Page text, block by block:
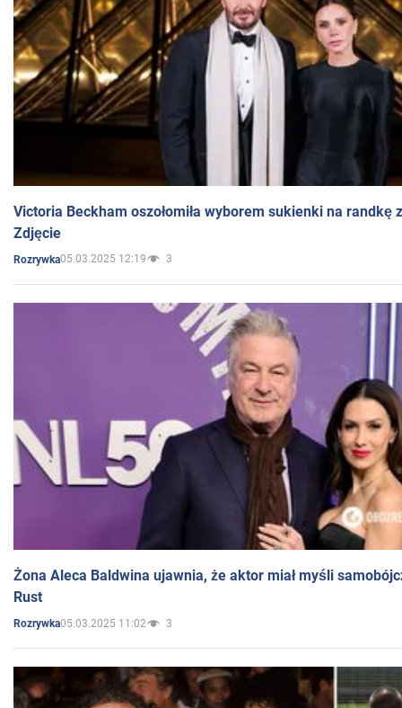
Victoria Beckham oszołomiła wyborem sukienki na randkę
Zdjęcie
Rozrywka05.03.2025 12:19 3
Żona Aleca Baldwina ujawnia, że aktor miał myśli
Rust
Rozrywka05.03.2025 11:02 3